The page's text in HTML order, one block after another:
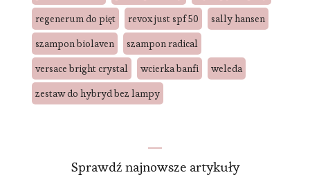
regenerum do pięt
revox just spf 50
sally hansen
szampon biolaven
szampon radical
versace bright crystal
wcierka banfi
weleda
zestaw do hybryd bez lampy
Sprawdź najnowsze artykuły